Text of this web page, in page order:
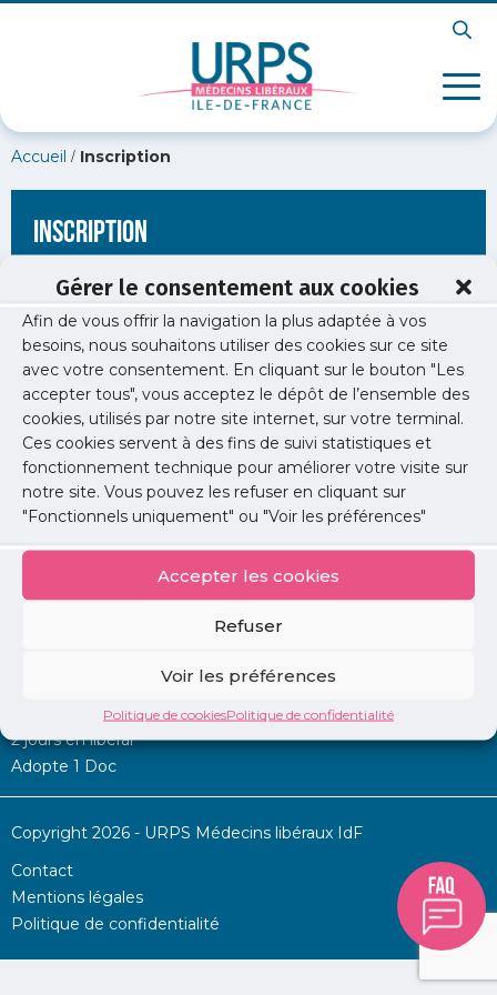
Gérer le consentement aux cookies
Afin de vous offrir la navigation la plus adaptée à vos
besoins, nous souhaitons utiliser des cookies sur ce site
avec votre consentement. En cliquant sur le bouton "Les
accepter tous", vous acceptez le dépôt de l’ensemble des
cookies, utilisés par notre site internet, sur votre terminal.
Ces cookies servent à des fins de suivi statistiques et
fonctionnement technique pour améliorer votre visite sur
notre site. Vous pouvez les refuser en cliquant sur
"Fonctionnels uniquement" ou "Voir les préférences"
Accepter les cookies
Refuser
Voir les préférences
Politique de cookiesPolitique de confidentialité
Accueil / Inscription
Inscription
[wppb-register form_name="inscription"
redirect_url="https://www.urps-med-idf.org/elu/dr-gregory-
lenczner/lenczner-200x300/"]
Permanence d’aide à l’installation
2 jours en libéral
Adopte 1 Doc
Copyright 2026 - URPS Médecins libéraux IdF
Contact
Mentions légales
Politique de confidentialité